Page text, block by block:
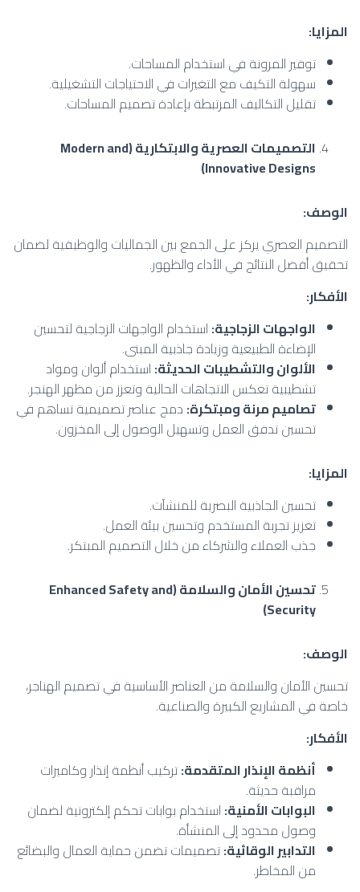
المزايا:
توفير المرونة في استخدام المساحات.
سهولة التكيف مع التغيرات في الاحتياجات التشغيلية.
تقليل التكاليف المرتبطة بإعادة تصميم المساحات.
التصميمات العصرية والابتكارية (Modern and
Innovative Designs)
الوصف:
التصميم العصري يركز على الجمع بين الجماليات والوظيفية لضمان
تحقيق أفضل النتائج في الأداء والظهور.
الأفكار:
الواجهات الزجاجية: استخدام الواجهات الزجاجية لتحسين
الإضاءة الطبيعية وزيادة جاذبية المبنى.
الألوان والتشطيبات الحديثة: استخدام ألوان ومواد
تشطيبية تعكس الاتجاهات الحالية وتعزز من مظهر الهنجر.
تصاميم مرنة ومبتكرة: دمج عناصر تصميمية تساهم في
تحسين تدفق العمل وتسهيل الوصول إلى المخزون.
المزايا:
تحسين الجاذبية البصرية للمنشآت.
تعزيز تجربة المستخدم وتحسين بيئة العمل.
جذب العملاء والشركاء من خلال التصميم المبتكر.
تحسين الأمان والسلامة (Enhanced Safety and
Security)
الوصف:
تحسين الأمان والسلامة من العناصر الأساسية في تصميم الهناجر،
خاصة في المشاريع الكبيرة والصناعية.
الأفكار:
أنظمة الإنذار المتقدمة:تركيب أنظمة إنذار وكاميرات
مراقبة حديثة.
البوابات الأمنية: استخدام بوابات تحكم إلكترونية لضمان
وصول محدود إلى المنشأة.
التدابير الوقائية:تصميمات تضمن حماية العمال والبضائع
من المخاطر.